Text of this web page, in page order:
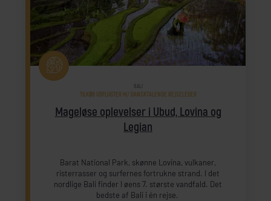
Mageløse oplevelser i Ubud, Lovina og
Legian
BALI
TILKØB UDFLUGTER M/ DANSKTALENDE REJSELEDER
Barat National Park, skønne Lovina, vulkaner,
risterrasser og surfernes fortrukne strand. I det
nordlige Bali finder I øens 7. største vandfald. Det
bedste af Bali i én rejse.